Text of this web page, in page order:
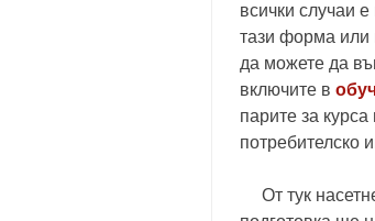
всички случаи
тази форма или
да можете да
включите в
парите за
потребителско
От тук